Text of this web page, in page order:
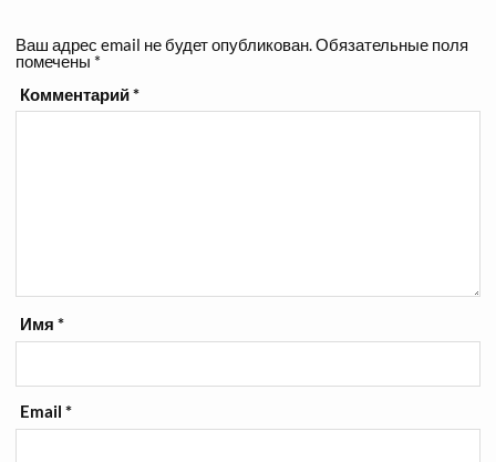
Ваш адрес email не будет опубликован.Обязательные поля
помечены *
Комментарий*
Имя*
Email*